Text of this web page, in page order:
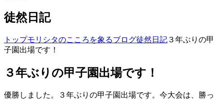
徒然日記
トップモリシタの​こころを​象る​ブログ徒然日記 ３年ぶりの甲
子園出場です！
３年ぶりの甲子園出場です！
優勝しました。３年ぶりの甲子園出場です。今大会は、勝っ